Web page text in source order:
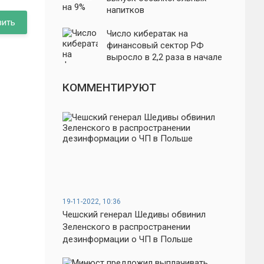
напитков
Число кибератак на
финансовый сектор РФ
выросло в 2,2 раза в начале
КОММЕНТИРУЮТ
19-11-2022, 10:36
Чешский генерал Шедивы обвинил
Зеленского в распространении
дезинформации о ЧП в Польше